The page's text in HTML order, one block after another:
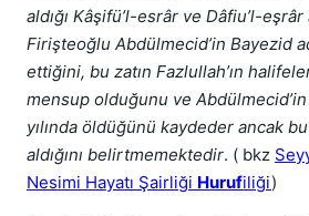
aldığı Kâşifü’l-esrâr ve Dâfiu’l-
Firişteoğlu Abdülmecid’in Bayezid
ettiğini, bu zatın Fazlullah’ın
mensup olduğunu ve
yılında öldüğünü kaydeder ancak
aldığını belirtmemektedir. ( bkz
Nesimi Hayatı Şairliği Hurufiliği)